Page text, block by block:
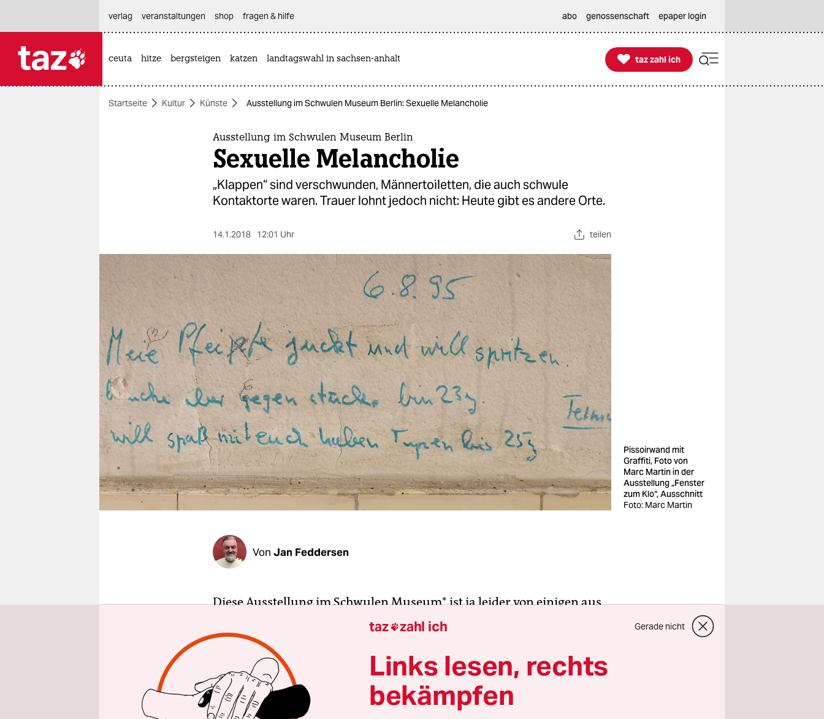
themen
berlin
nord
wahrheit
verlag
verlag
veranstaltungen
shop
fragen & hilfe
unterstützen
verlag
veranstaltungen shop fragen & hilfe abo genossenschaft epaper login
ceuta hitze bergsteigen katzen landtagswahl in sachsen-anhalt 
taz zahl ich
taz zahl ich
Startseite Kultur Künste Ausstellung im Schwulen Museum Berlin: Sexuelle Melancholie
Ausstellung im Schwulen Museum Berlin
Sexuelle Melancholie
„Klappen“ sind verschwunden, Männertoiletten, die auch schwule
Kontaktorte waren. Trauer lohnt jedoch nicht: Heute gibt es andere Orte.
14.1.2018 12:01 Uhr teilen
Pissoirwand mit
Graffiti, Foto von
Marc Martin in der
Ausstellung „Fenster
zum Klo“, Ausschnitt
Foto: Marc Martin
Von Jan Feddersen
Diese Ausstellung im Schwulen Museum* ist ja leider von einigen aus
dieser Institution selbst moralisch in Misskredit gebracht worden:
Über Klappen, also öffentliche Toiletten der Männer, die früher
sexuelle, aber auch soziale Anbahnungsorte waren, geht diese
Exposition, so richtig mit nachgebautem Gruppenpissoir. Sehr
eindrücklich, sehr erhellend, sehr nachfühlbar.
taz zahl ich Gerade nicht
Links lesen, rechts
bekämpfen